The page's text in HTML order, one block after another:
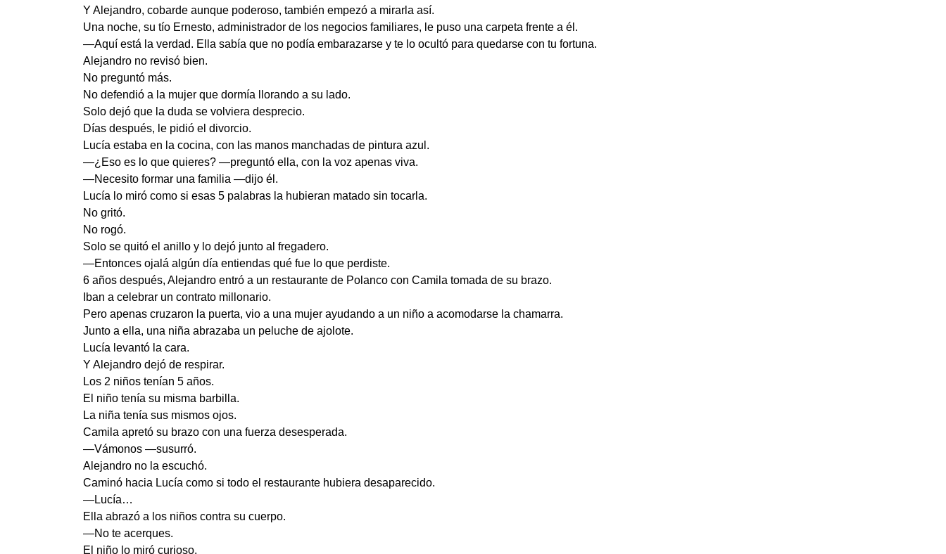
Y Alejandro, cobarde aunque poderoso, también empezó a mirarla así.
Una noche, su tío Ernesto, administrador de los negocios familiares, le puso una carpeta frente a él.
—Aquí está la verdad. Ella sabía que no podía embarazarse y te lo ocultó para quedarse con tu fortuna.
Alejandro no revisó bien.
No preguntó más.
No defendió a la mujer que dormía llorando a su lado.
Solo dejó que la duda se volviera desprecio.
Días después, le pidió el divorcio.
Lucía estaba en la cocina, con las manos manchadas de pintura azul.
—¿Eso es lo que quieres? —preguntó ella, con la voz apenas viva.
—Necesito formar una familia —dijo él.
Lucía lo miró como si esas 5 palabras la hubieran matado sin tocarla.
No gritó.
No rogó.
Solo se quitó el anillo y lo dejó junto al fregadero.
—Entonces ojalá algún día entiendas qué fue lo que perdiste.
6 años después, Alejandro entró a un restaurante de Polanco con Camila tomada de su brazo.
Iban a celebrar un contrato millonario.
Pero apenas cruzaron la puerta, vio a una mujer ayudando a un niño a acomodarse la chamarra.
Junto a ella, una niña abrazaba un peluche de ajolote.
Lucía levantó la cara.
Y Alejandro dejó de respirar.
Los 2 niños tenían 5 años.
El niño tenía su misma barbilla.
La niña tenía sus mismos ojos.
Camila apretó su brazo con una fuerza desesperada.
—Vámonos —susurró.
Alejandro no la escuchó.
Caminó hacia Lucía como si todo el restaurante hubiera desaparecido.
—Lucía…
Ella abrazó a los niños contra su cuerpo.
—No te acerques.
El niño lo miró curioso.